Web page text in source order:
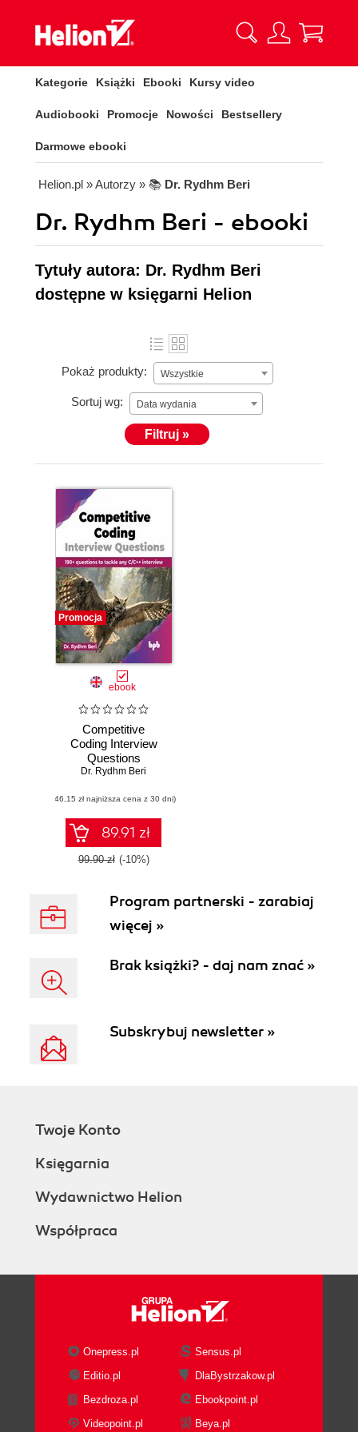
Kategorie Książki Ebooki Kursy video
Audiobooki Promocje Nowości Bestsellery
Darmowe ebooki
Helion.pl » Autorzy » 📚 Dr. Rydhm Beri
Dr. Rydhm Beri - ebooki
Tytuły autora: Dr. Rydhm Beri
dostępne w księgarni Helion
Pokaż produkty: Wszystkie
Sortuj wg: Data wydania
Filtruj »
Promocja
ebook
Competitive
Coding Interview
Questions
Dr. Rydhm Beri
(46,15 zł najniższa cena z 30 dni)
89.91 zł
99.90 zł (-10%)
Program partnerski - zarabiaj
więcej »
Brak książki? - daj nam znać »
Subskrybuj newsletter »
Twoje Konto
Księgarnia
Wydawnictwo Helion
Współpraca
Onepress.pl
Sensus.pl
Editio.pl
DlaBystrzakow.pl
Bezdroza.pl
Ebookpoint.pl
Videopoint.pl
Beya.pl